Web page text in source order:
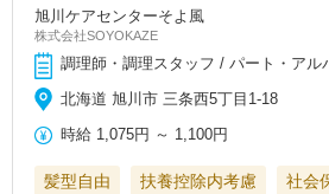
旭川ケアセンターそよ風
株式会社SOYOKAZE
調理師・調理スタッフ / パート・アル
北海道 旭川市 三条西5丁目1-18
時給 1,075円 ～ 1,100円
髪型自由 扶養控除内考慮
社会